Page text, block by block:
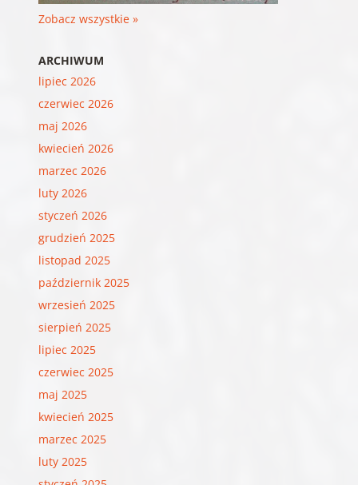
Zobacz wszystkie »
ARCHIWUM
lipiec 2026
czerwiec 2026
maj 2026
kwiecień 2026
marzec 2026
luty 2026
styczeń 2026
grudzień 2025
listopad 2025
październik 2025
wrzesień 2025
sierpień 2025
lipiec 2025
czerwiec 2025
maj 2025
kwiecień 2025
marzec 2025
luty 2025